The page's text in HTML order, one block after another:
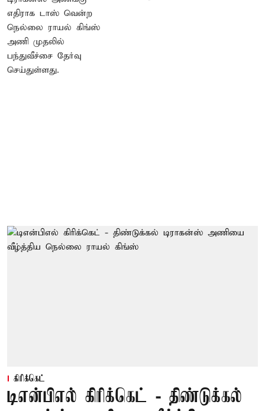
கிரிக்கெட்
டிஎன்பிஎல் கிரிக்கெட் - திண்டுக்கல்